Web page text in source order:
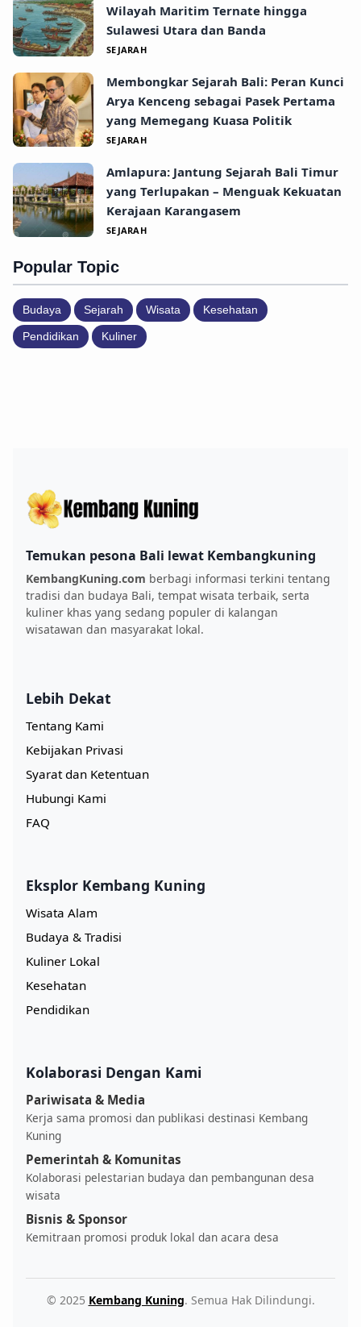
Wilayah Maritim Ternate hingga
Sulawesi Utara dan Banda
SEJARAH
Membongkar Sejarah Bali: Peran Kunci
Arya Kenceng sebagai Pasek Pertama
yang Memegang Kuasa Politik
SEJARAH
Amlapura: Jantung Sejarah Bali Timur
yang Terlupakan – Menguak Kekuatan
Kerajaan Karangasem
SEJARAH
Popular Topic
Budaya Sejarah Wisata Kesehatan
Pendidikan Kuliner
Temukan pesona Bali lewat Kembangkuning
KembangKuning.com berbagi informasi terkini tentang
tradisi dan budaya Bali, tempat wisata terbaik, serta
kuliner khas yang sedang populer di kalangan
wisatawan dan masyarakat lokal.
Lebih Dekat
Tentang Kami
Kebijakan Privasi
Syarat dan Ketentuan
Hubungi Kami
FAQ
Eksplor Kembang Kuning
Wisata Alam
Budaya & Tradisi
Kuliner Lokal
Kesehatan
Pendidikan
Kolaborasi Dengan Kami
Pariwisata & Media
Kerja sama promosi dan publikasi destinasi Kembang
Kuning
Pemerintah & Komunitas
Kolaborasi pelestarian budaya dan pembangunan desa
wisata
Bisnis & Sponsor
Kemitraan promosi produk lokal dan acara desa
© 2025 Kembang Kuning. Semua Hak Dilindungi.